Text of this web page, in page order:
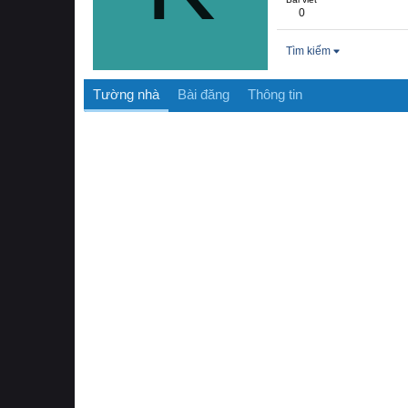
0
Tìm kiếm
Tường nhà Bài đăng Thông tin